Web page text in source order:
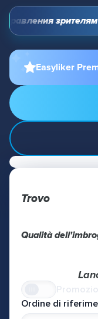
Easyliker
Trovo
Qualità
Ordine di